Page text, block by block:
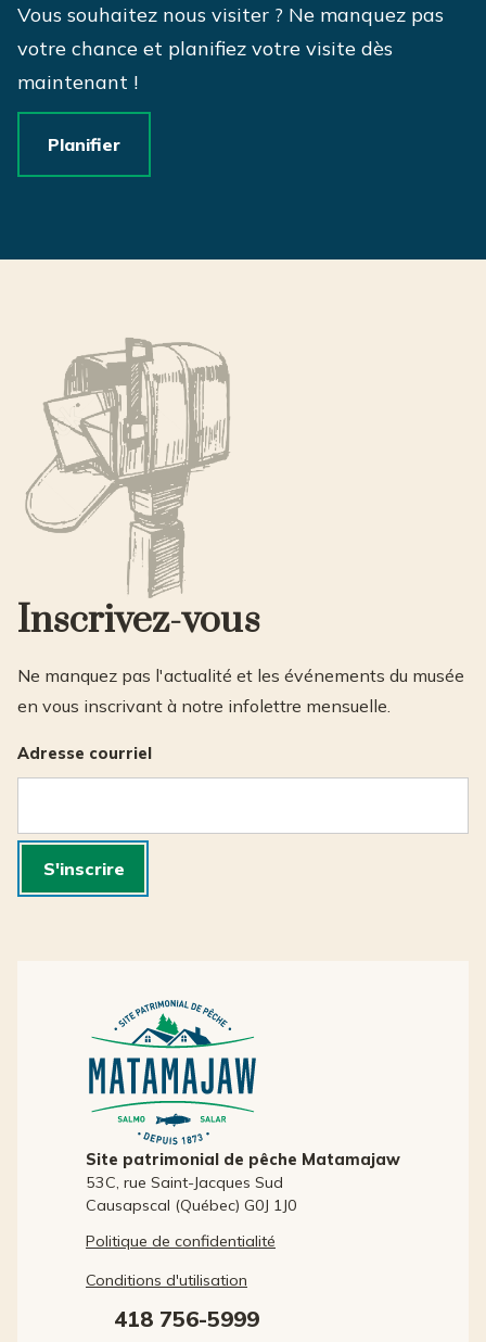
Vous souhaitez nous visiter ? Ne manquez pas
votre chance et planifiez votre visite dès
maintenant !
Planifier
Inscrivez-vous
Ne manquez pas l'actualité et les événements du musée
en vous inscrivant à notre infolettre mensuelle.
Adresse courriel
S'inscrire
Site patrimonial de pêche Matamajaw
53C, rue Saint-Jacques Sud
Causapscal (Québec) G0J 1J0
Politique de confidentialité
Conditions d'utilisation
418 756-5999